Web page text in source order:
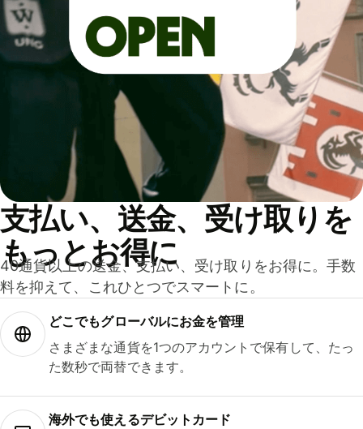
支払い、送金、受け取りを
もっとお得に
40通貨以上の送金、支払い、受け取りをお得に。手数
料を抑えて、これひとつでスマートに。
どこでもグ⁠ロ⁠ー⁠バ⁠ルにお金を管理
さまざまな通貨を1つのアカウントで保有して、たっ
た数秒で両替できます。
海外でも使えるデビットカード